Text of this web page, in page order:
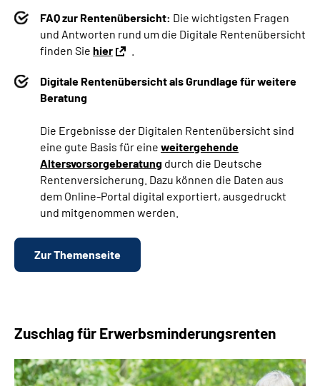
FAQ zur Rentenübersicht: Die wichtigsten Fragen
und Antworten rund um die Digitale Rentenübersicht
finden Sie hier
Digitale Rentenübersicht als Grundlage für weitere
Beratung
Die Ergebnisse der Digitalen Rentenübersicht sind
eine gute Basis für eine weitergehende
Altersvorsorgeberatung durch die Deutsche
Rentenversicherung. Dazu können die Daten aus
dem Online-Portal digital exportiert, ausgedruckt
und mitgenommen werden.
Zur Themenseite
Zuschlag für Erwerbsminderungsrenten